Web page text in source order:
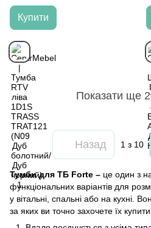
Купити
Показати ще
Назад 1 з 10
Тумби для ТБ Forte – це один з
функціональних варіантів для
у вітальні, спальні або на кухні.
за яких ви точно захочете їх